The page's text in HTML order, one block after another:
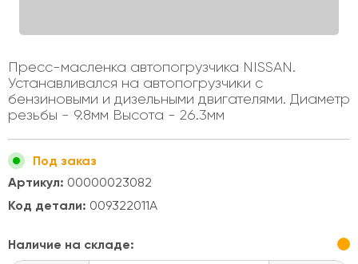
Пресс-масленка автопогрузчика NISSAN.
Устанавливался на автопогрузчики с
бензиновыми и дизельными двигателями. Диаметр
резьбы - 9.8мм Высота - 26.3мм
Под заказ
Артикул: 00000023082
Код детали: 009322011A
Наличие на складе: